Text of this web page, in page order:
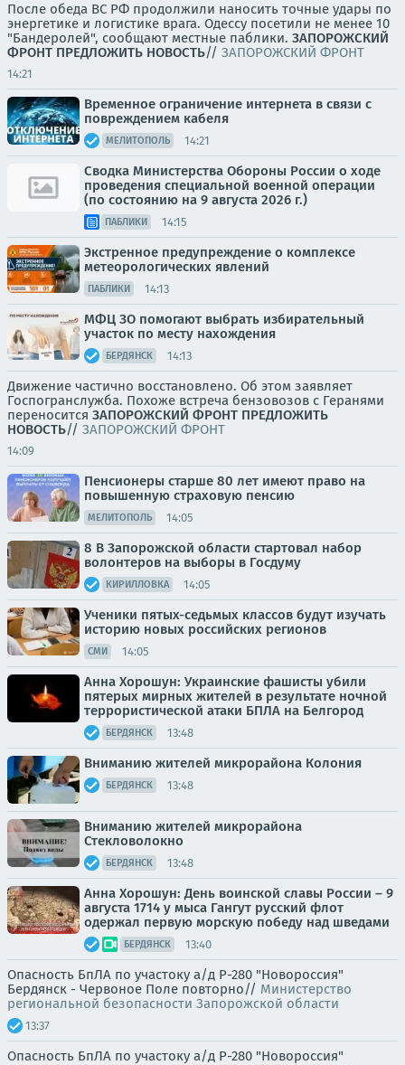
После обеда ВС РФ продолжили наносить точные удары по
энергетике и логистике врага. Одессу посетили не менее 10
"Бандеролей", сообщают местные паблики. ЗАПОРОЖСКИЙ
ФРОНТ ПРЕДЛОЖИТЬ НОВОСТЬ// ЗАПОРОЖСКИЙ ФРОНТ
14:21
Временное ограничение интернета в связи с
повреждением кабеля
МЕЛИТОПОЛЬ 14:21
Сводка Министерства Обороны России о ходе
проведения специальной военной операции
(по состоянию на 9 августа 2026 г.)
ПАБЛИКИ 14:15
Экстренное предупреждение о комплексе
метеорологических явлений
ПАБЛИКИ 14:13
МФЦ ЗО помогают выбрать избирательный
участок по месту нахождения
БЕРДЯНСК 14:13
Движение частично восстановлено. Об этом заявляет
Госпогранслужба. Похоже встреча бензовозов с Геранями
переносится ЗАПОРОЖСКИЙ ФРОНТ ПРЕДЛОЖИТЬ
НОВОСТЬ// ЗАПОРОЖСКИЙ ФРОНТ
14:09
Пенсионеры старше 80 лет имеют право на
повышенную страховую пенсию
МЕЛИТОПОЛЬ 14:05
8 В Запорожской области стартовал набор
волонтеров на выборы в Госдуму
КИРИЛЛОВКА 14:05
Ученики пятых-седьмых классов будут изучать
историю новых российских регионов
СМИ 14:05
Анна Хорошун: Украинские фашисты убили
пятерых мирных жителей в результате ночной
террористической атаки БПЛА на Белгород
БЕРДЯНСК 13:48
Вниманию жителей микрорайона Колония
БЕРДЯНСК 13:48
Вниманию жителей микрорайона
Стекловолокно
БЕРДЯНСК 13:48
Анна Хорошун: День воинской славы России – 9
августа 1714 у мыса Гангут русский флот
одержал первую морскую победу над шведами
БЕРДЯНСК 13:40
Опасность БпЛА по участоку а/д Р-280 "Новороссия"
Бердянск - Червоное Поле повторно// Министерство
региональной безопасности Запорожской области
13:37
Опасность БпЛА по участоку а/д Р-280 "Новороссия"